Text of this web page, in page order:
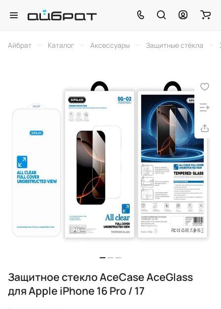
Айбрат – Каталог – Аксессуары – Защитные стёкла –
Защитное стекло AceCase AceGlass
для Apple iPhone 16 Pro / 17